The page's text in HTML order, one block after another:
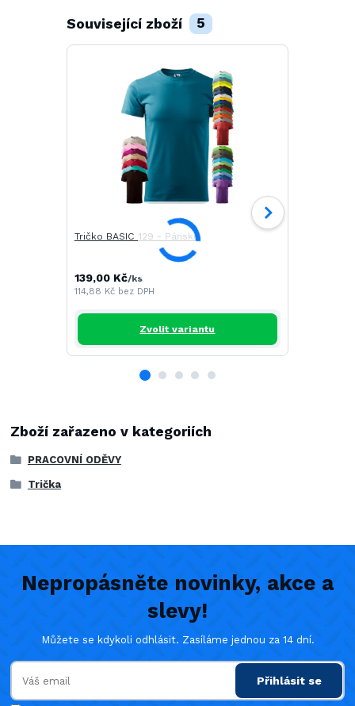
Související zboží 5
Tričko BASIC 129 - Pánské
139,00 Kč/ks
114,88 Kč bez DPH
Zvolit variantu
Zboží zařazeno v kategoriích
PRACOVNÍ ODĚVY
Trička
Nepropásněte novinky, akce a
slevy!
Můžete se kdykoli odhlásit. Zasíláme jednou za 14 dní.
Přihlásit se